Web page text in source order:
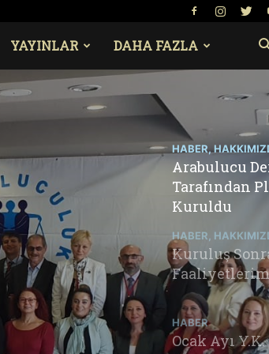
YAYINLAR DAHA FAZLA
HABER,
Arabulucu
Tarafından
Kuruldu
HABER,
Kuruluş
HABER
Ocak Ayı